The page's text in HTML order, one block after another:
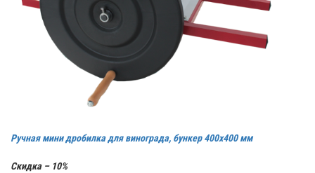
Ручная мини дробилка для винограда, бункер 400х400 мм
Скидка – 10%